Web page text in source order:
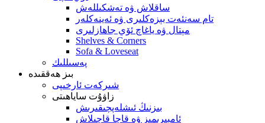
ساقلاش ۋە تەشكىللەش
تام سەنئەت بېزەكلىرى ۋە ئەينەكلەر
مېتال ۋە ياغاچ ئۆي جاھازلىرى
Shelves & Corners
Sofa & Loveseat
پەسىللىك
بىز ھەققىدە
شىركەت ئارخىپى
زاۋۇت ساياھىتى
بىزنىڭ ئىشلەپچىقىرىش
ئامبىرىمىز ۋە قاچا قاچىلاش